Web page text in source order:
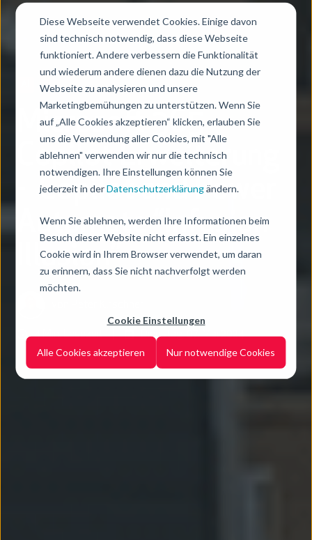
Diese Webseite verwendet Cookies. Einige davon
sind technisch notwendig, dass diese Webseite
funktioniert. Andere verbessern die Funktionalität
und wiederum andere dienen dazu die Nutzung der
Webseite zu analysieren und unsere
Marketingbemühungen zu unterstützen. Wenn Sie
auf „Alle Cookies akzeptieren“ klicken, erlauben Sie
uns die Verwendung aller Cookies, mit "Alle
ablehnen" verwenden wir nur die technisch
notwendigen. Ihre Einstellungen können Sie
jederzeit in derDatenschutzerklärungändern.
Wenn Sie ablehnen, werden Ihre Informationen beim
Besuch dieser Website nicht erfasst. Ein einzelnes
Cookie wird in Ihrem Browser verwendet, um daran
zu erinnern, dass Sie nicht nachverfolgt werden
möchten.
Cookie Einstellungen
Alle Cookies akzeptieren Nur notwendige Cookies
Microsoft 365
Copilot Erweiterung
- Copilot and Power
Automate “Infusion
Illusion”
4 Min. Lesezeit Dienstag, 07. Mai 2024